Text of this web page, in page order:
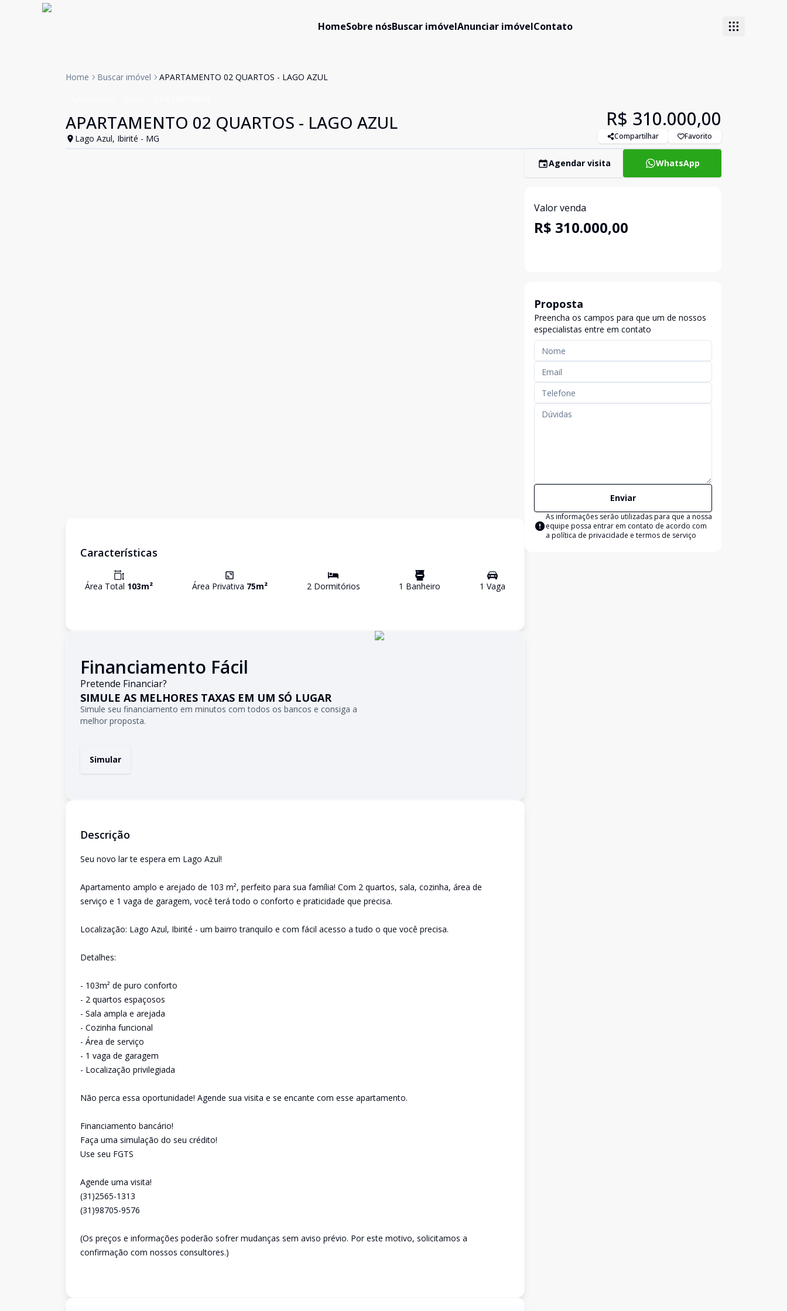
HomeSobre nósBuscar imóvelAnunciar imóvelContato
Home Buscar imóvel APARTAMENTO 02 QUARTOS - LAGO AZUL
APARTAMENTO 02 QUARTOS - LAGO AZUL
Lago Azul, Ibirité - MG
R$ 310.000,00
Compartilhar Favorito
Características
Área Total 103m² Área Privativa 75m² 2Dormitórios 1 Banheiro 1 Vaga
Financiamento Fácil
Pretende Financiar?
SIMULE AS MELHORES TAXAS EM UM SÓ LUGAR
Simule seu financiamento em minutos com todos os bancos e consiga a
melhor proposta.
Simular
Descrição
Seu novo lar te espera em Lago Azul!
Apartamento amplo e arejado de 103 m², perfeito para sua família! Com 2 quartos, sala, cozinha, área de
serviço e 1 vaga de garagem, você terá todo o conforto e praticidade que precisa.
Localização: Lago Azul, Ibirité - um bairro tranquilo e com fácil acesso a tudo o que você precisa.
Detalhes:
- 103m² de puro conforto
- 2 quartos espaçosos
- Sala ampla e arejada
- Cozinha funcional
- Área de serviço
- 1 vaga de garagem
- Localização privilegiada
Não perca essa oportunidade! Agende sua visita e se encante com esse apartamento.
Financiamento bancário!
Faça uma simulação do seu crédito!
Use seu FGTS
Agende uma visita!
(31)2565-1313
(31)98705-9576
(Os preços e informações poderão sofrer mudanças sem aviso prévio. Por este motivo, solicitamos a
confirmação com nossos consultores.)
Agendar visita WhatsApp
Valor venda
R$ 310.000,00
Proposta
Preencha os campos para que um de nossos
especialistas entre em contato
Enviar
As informações serão utilizadas para que a nossa
equipe possa entrar em contato de acordo com
a política de privacidade e termos de serviço